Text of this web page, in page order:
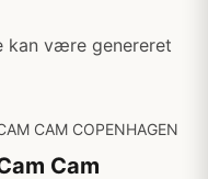
kan være genereret
CAM COPENHAGEN
Cam